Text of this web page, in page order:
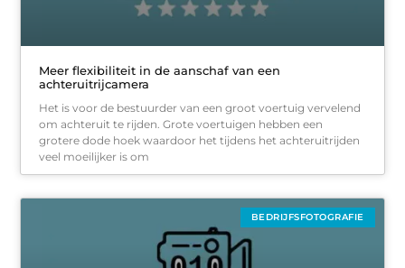
Meer flexibiliteit in de aanschaf van een
achteruitrijcamera
Het is voor de bestuurder van een groot voertuig vervelend
om achteruit te rijden. Grote voertuigen hebben een
grotere dode hoek waardoor het tijdens het achteruitrijden
veel moeilijker is om
BEDRIJFSFOTOGRAFIE